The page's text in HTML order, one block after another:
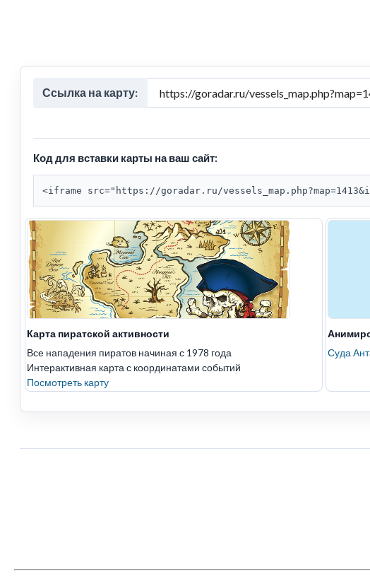
Ссылка на карту:
Код для вставки карты на ваш сайт:
<iframe src="https://goradar.ru/
Карта пиратской активности
Все нападения пиратов начиная с 1978 года
Интерактивная карта с координатами событий
Посмотреть карту
Суда